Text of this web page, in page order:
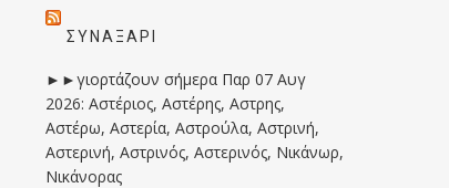
ΣΥΝΑΞΆΡΙ
►►γιορτάζουν σήμερα Παρ 07 Αυγ
2026: Αστέριος, Αστέρης, Αστρης,
Αστέρω, Αστερία, Αστρούλα, Αστρινή,
Αστερινή, Αστρινός, Αστερινός, Νικάνωρ,
Νικάνορας